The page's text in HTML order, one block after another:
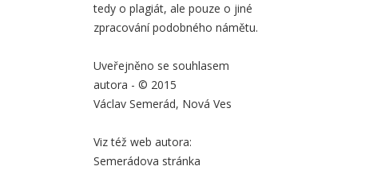
tedy o plagiát, ale pouze o jiné
zpracování podobného námětu.
Uveřejněno se souhlasem
autora - © 2015
Václav Semerád, Nová Ves
Viz též web autora:
Semerádova stránka